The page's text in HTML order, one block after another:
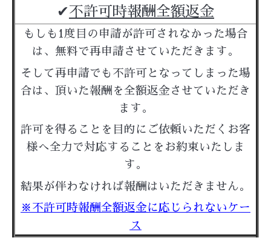
✔︎不許可時報酬全額返金
もしも1度目の申請が許可されなかった場合
は、 無料で再申請させていただきます。
そして再申請でも不許可となってしまった場
合は、 頂いた報酬を全額返金させていただき
ます。
許可を得ることを目的にご依頼いただくお客
様へ全力で対応することをお約束いたしま
す。
結果が伴わなければ報酬はいただきません。
※不許可時報酬全額返金に応じられないケー
ス